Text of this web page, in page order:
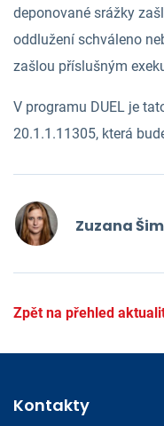
deponované srážky
oddlužení schváleno
zašlou příslušným
V programu DUEL je
20.1.1.11305, která
Zuzana
Zpět na přehled
Kontakty